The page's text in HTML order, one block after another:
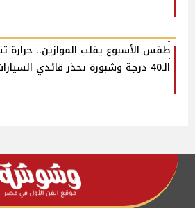
طقس الأسبوع يقلب الموازين.. حرارة
الـ40 درجة وشبورة تحذر قائدي السيارات